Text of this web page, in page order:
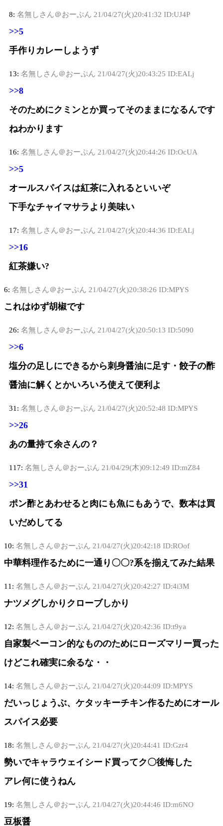
8: 名無しさん＠おーぷん 21/04/27(火)20:41:32 ID:UJ4P
>>5
手作りカレーしようず
13: 名無しさん＠おーぷん 21/04/27(火)20:43:25 ID:EALj
>>8
そのためにクミンとか買ってそのままになるんです
ねわかります
16: 名無しさん＠おーぷん 21/04/27(火)20:44:26 ID:OcUA
>>5
オールスパイスは紅茶に入れるといいぞ
下手なチャイマサラより美味い
17: 名無しさん＠おーぷん 21/04/27(火)20:44:36 ID:EALj
>>16
紅茶嫌い?
6: 名無しさん＠おーぷん 21/04/27(火)20:38:26 ID:MPYS
これはゆず胡椒です
26: 名無しさん＠おーぷん 21/04/27(火)20:50:13 ID:5090
>>6
塩分の足しにできるから刺身醤油に足す・餃子の酢
醤油に解くとかいろいろ使えて便利よ
31: 名無しさん＠おーぷん 21/04/27(火)20:52:48 ID:MPYS
>>26
あの量持て余さんの？
117: 名無しさん＠おーぷん 21/04/29(木)09:12:49 ID:mZ84
>>31
ポン酢とあわせると肉にも魚にもあうで、数本は買
いだめしてる
10: 名無しさん＠おーぷん 21/04/27(火)20:42:18 ID:ROof
中華料理作るために一通り〇〇?系を揃えてみた結果
11: 名無しさん＠おーぷん 21/04/27(火)20:42:27 ID:4i3M
ナツメグしかりクローブしかり
12: 名無しさん＠おーぷん 21/04/27(火)20:42:36 ID:t9ya
自家製ベーコン的なもののためにローズマリー買った
けどこれ確実に余るな・・
14: 名無しさん＠おーぷん 21/04/27(火)20:44:09 ID:MPYS
だいっじょうぶ、ケタッキーチキン作るためにオール
スパイス必要
18: 名無しさん＠おーぷん 21/04/27(火)20:44:41 ID:Gzr4
勢いでキャラウェイシード買ってク〇後悔した
アレ何に使うねん
19: 名無しさん＠おーぷん 21/04/27(火)20:44:46 ID:m6NO
豆板醤